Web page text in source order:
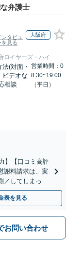
弁護士
ンタビュ
を見る
大阪府
ロイヤーズ・ハイ
(対面・
ビデオな
相談
営業時間：0
8:30~19:00
（平日）
】【口コミ高評
謝料請求は、実
／してしまった
表を見る
お問い合わせ